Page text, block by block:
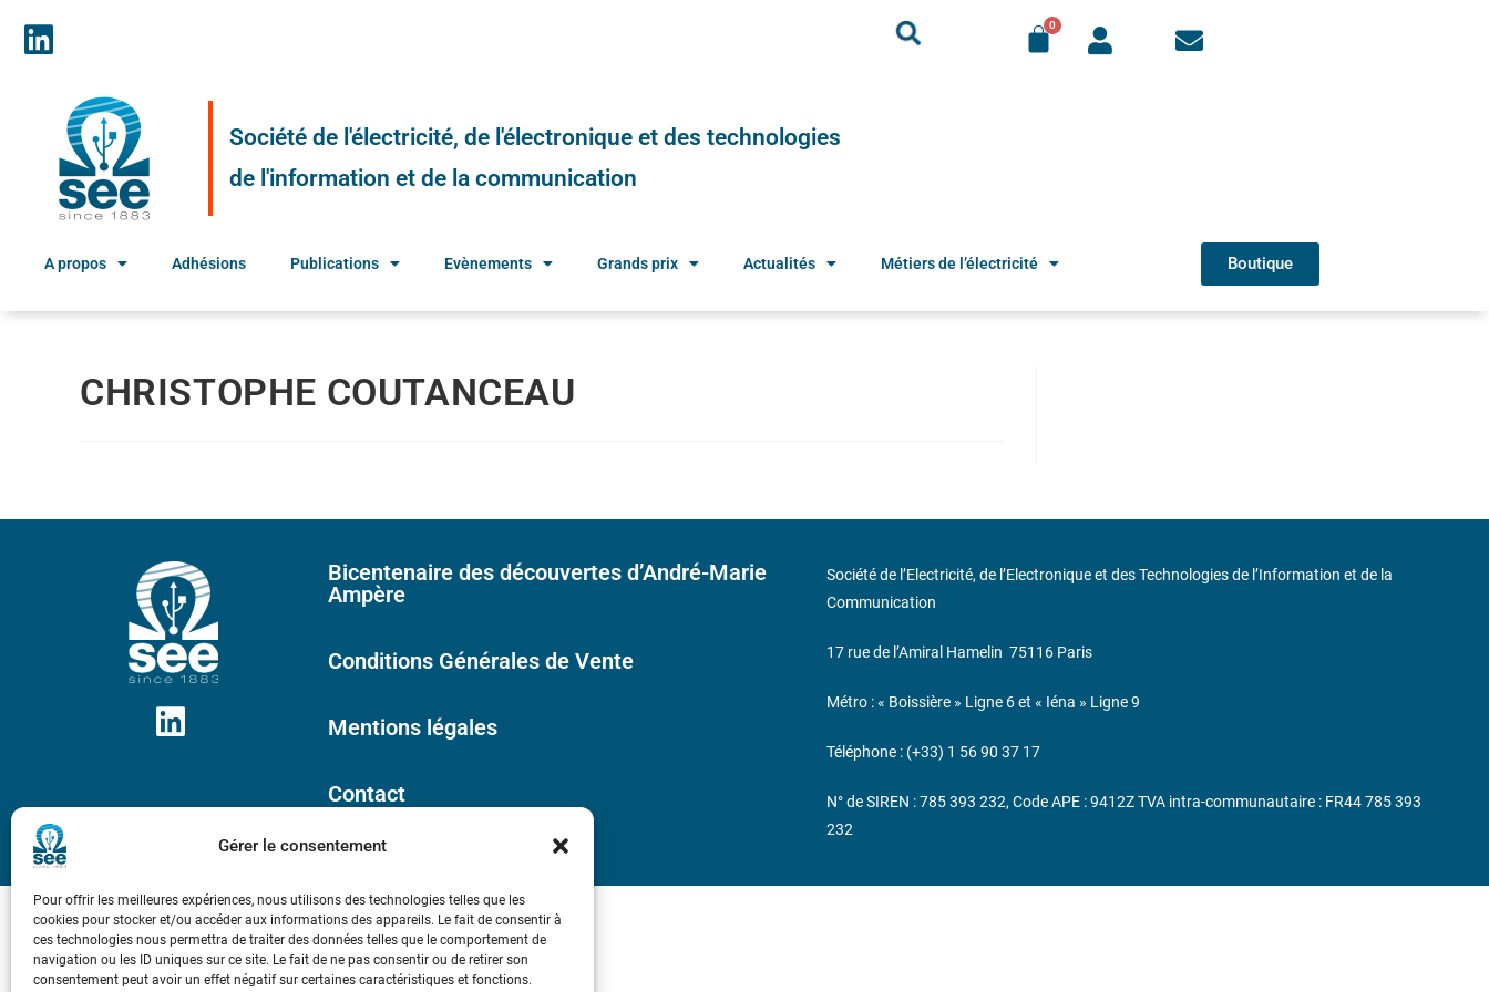
Gérer le consentement
Pour offrir les meilleures expériences, nous utilisons des technologies telles que les
cookies pour stocker et/ou accéder aux informations des appareils. Le fait de consentir à
ces technologies nous permettra de traiter des données telles que le comportement de
navigation ou les ID uniques sur ce site. Le fait de ne pas consentir ou de retirer son
consentement peut avoir un effet négatif sur certaines caractéristiques et fonctions.
Société de l'électricité, de l'électronique et des technologies
de l'information et de la communication
A propos Adhésions Publications Evènements Grands prix Actualités Métiers de l’électricité Boutique
CHRISTOPHE COUTANCEAU
Bicentenaire des découvertes d’André-Marie
Ampère
Conditions Générales de Vente
Mentions légales
Contact
Société de l’Electricité, de l’Electronique et des Technologies de l’Information et de la
Communication
17 rue de l’Amiral Hamelin 75116 Paris
Métro : « Boissière » Ligne 6 et « Iéna » Ligne 9
Téléphone : (+33) 1 56 90 37 17
N° de SIREN : 785 393 232, Code APE : 9412Z TVA intra-communautaire : FR44 785 393
232